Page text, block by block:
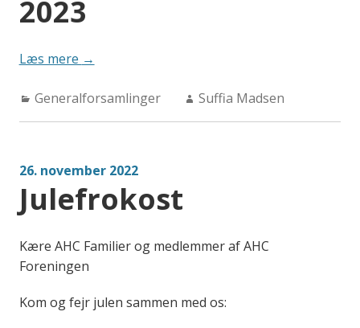
2023
Læs mere “Generalforsamling
→
Categories:
Generalforsamlinger Author:
Suffia Madsen
26. november 2022
Julefrokost
Kære AHC Familier og medlemmer af AHC
Foreningen
Kom og fejr julen sammen med os: